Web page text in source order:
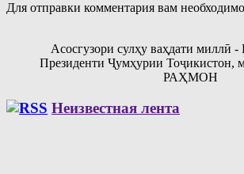
Для отправки комментария вам необходимо
Асосгузори сулҳу ваҳдати миллӣ
Президенти Ҷумҳурии Тоҷикистон,
РАҲМОН
Неизвестная лента